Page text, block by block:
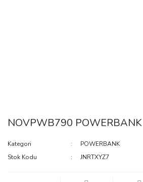
NOVPWB790
Kategori
POWERBANK
Stok Kodu
JNRTXYZ7